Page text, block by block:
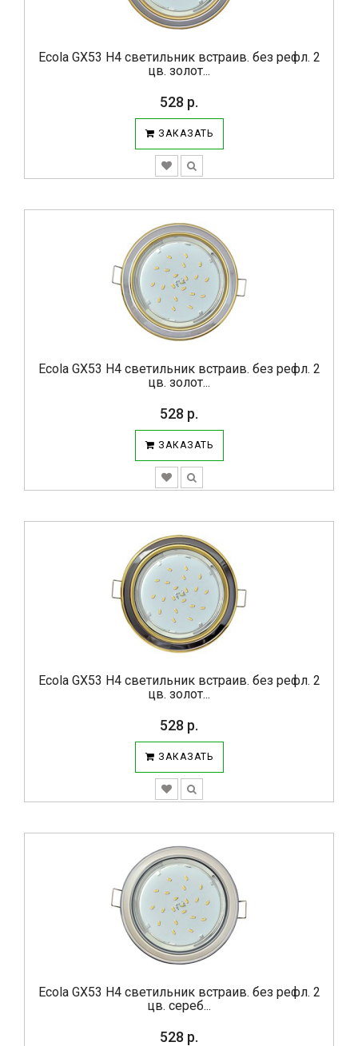
Ecola GX53 H4 светильник встраив. без рефл. 2
цв. золот...
528 р.
ЗАКАЗАТЬ
Ecola GX53 H4 светильник встраив. без рефл. 2
цв. золот...
528 р.
ЗАКАЗАТЬ
Ecola GX53 H4 светильник встраив. без рефл. 2
цв. золот...
528 р.
ЗАКАЗАТЬ
Ecola GX53 H4 светильник встраив. без рефл. 2
цв. сереб...
528 р.